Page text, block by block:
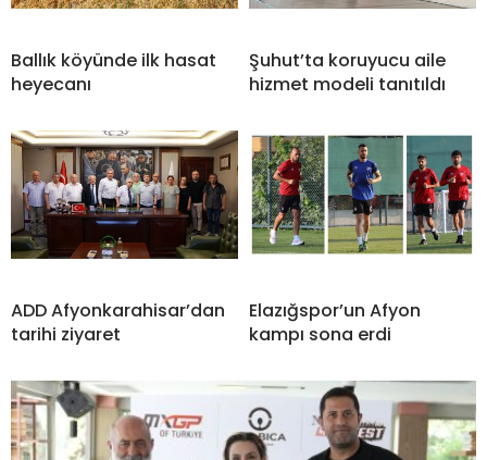
Ballık köyünde ilk hasat
heyecanı
Şuhut’ta koruyucu aile
hizmet modeli tanıtıldı
ADD Afyonkarahisar’dan
tarihi ziyaret
Elazığspor’un Afyon
kampı sona erdi